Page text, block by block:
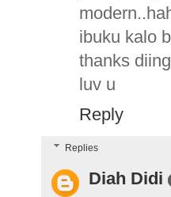
ibuku kalo
thanks
luv u
Reply
Replies
Diah Didi